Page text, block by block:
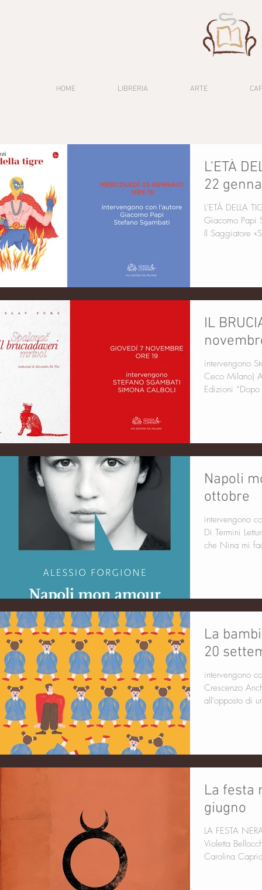
HOME LIBRERIA ARTE
L'ETÀ
22
L'ETÀ DELLA TIGRE Ivan Carozzi
Giacomo Papi Stefano Sgambati in collaborazione con
Il Saggiatore
IL
intervengono Stefano Sgambati Simona Calboli (Centro
Ceco Milano)
Edizioni
Napoli
ottobre
intervengono con l'autore
Di Termini
che Nina mi
La
20
intervengono con l'autore
Crescenzo
all’opposto di
La festa
giugno
LA FESTA NERA
Violetta Bellocchio intervengono Stefano
Carolina